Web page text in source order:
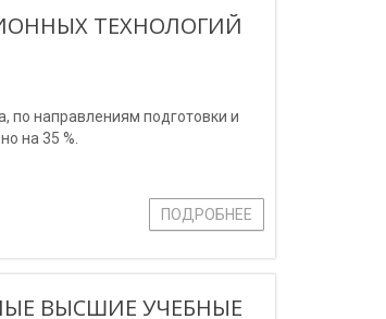
ТЕХНОЛОГИЙ
по направлениям подготовки и
на 35 %.
ПОДРОБНЕЕ
ВЫСШИЕ УЧЕБНЫЕ